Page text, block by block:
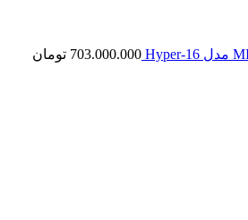
703.000.000 تومان